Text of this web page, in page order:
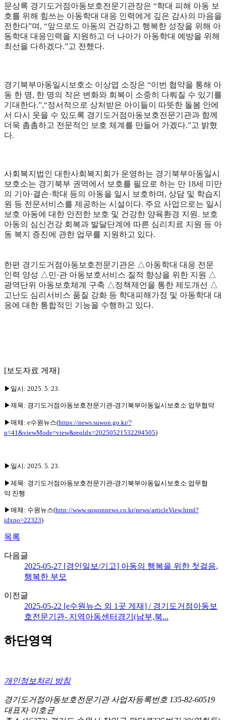
문상록 경기도거점아동보호전문기관장은 “학대 피해 아동 보
호를 위해 힘쓰는 아동학대 대응 인력에게 깊은 감사의 마음을
전한다”며, “앞으로도 아동의 건강하고 행복한 성장을 위해 아
동학대 대응인력을 지원하고 더 나아가 아동학대 예방을 위해
최선을 다하겠다.”고 전했다.
경기북부아동일시보호소 이상엽 소장은 “이번 협약을 통해 아
동 한 명, 한 명의 작은 변화와 회복이 소중히 다뤄질 수 있기를
기대한다.”,“정서적으로 상처받은 아이들이 따뜻한 돌봄 안에
서 다시 웃을 수 있도록 경기도거점아동보호전문기관과 함께
더욱 촘촘하고 전문적인 보호 체계를 만들어 가겠다.”고 밝혔
다.
사회복지법인 대한사회복지회가 운영하는 경기북부아동일시
보호소는 경기북부 권역에서 보호를 필요로 하는 만 18세 미만
의 기아·결손·학대 등의 아동을 일시 보호하며, 상담 및 학습지
원 등 전문서비스를 제공하는 시설이다. 주요 사업으로는 일시
보호 아동에 대한 안전한 보호 및 건강한 양육환경 지원. 보호
아동의 심신건강 회복과 발달단계에 따른 심리치료 지원 등 아
동 복지 증진에 관한 업무를 지원하고 있다.
한편 경기도거점아동보호전문기관은 △아동학대 대응 전문
인력 양성 △민·관 아동보호서비스 질적 향상을 위한 지원 △
광역단위 아동보호체계 구축 △정책제언을 통한 제도개선 △
고난도 심리서비스 품질 강화 등 학대피해가정 및 아동학대 대
응에 대한 통합적인 기능을 수행하고 있다.
[보도자료 게재]
▶일시: 2025. 5. 23.
▶제목: 경기도거점아동보호전문기관-경기북부아동일시보호소 업무협약
▶매체: e수원뉴스(https://news.suwon.go.kr/?
p=41&viewMode=view&reqldx=20250521532294505)
▶일시: 2025. 5. 23.
▶제목: 경기도거점아동보호전문기관-경기북부아동일시보호소 업무협
약 진행
▶매체: 수원뉴스(http://www.suwonnews.co.kr/news/articleView.html?
idxno=22323)
목록
다음글
2025-05-27 [경인일보/기고] 아동의 행복을 위한 첫걸음,
행복한 부모
이전글
2025-05-22 [e수원뉴스 외 1곳 게재] / 경기도거점아동보
호전문기관- 지역아동센터경기(남부,북...
하단영역
개인정보처리 방침
경기도거점아동보호전문기관 사업자등록번호 135-82-60519
대표자 이호균